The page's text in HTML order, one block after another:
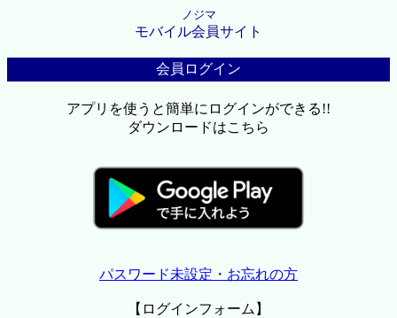
ノジマ
モバイル会員サイト
会員ログイン
アプリを使うと簡単にログインができる!!
ダウンロードはこちら
パスワード未設定・お忘れの方
【ログインフォーム】